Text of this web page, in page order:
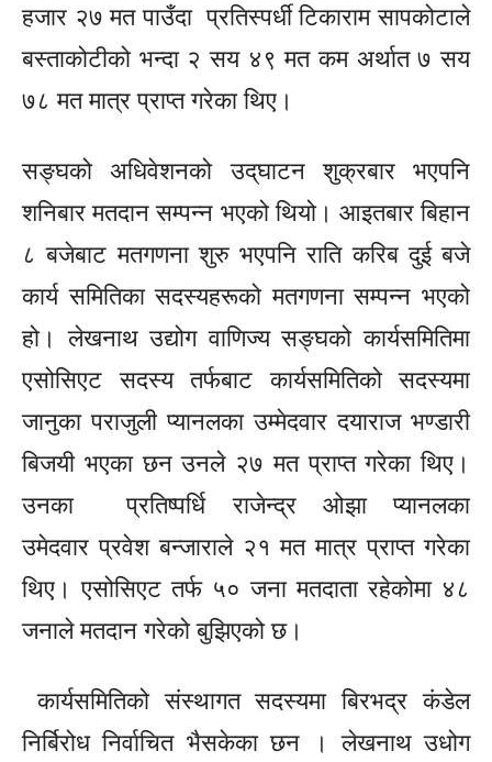
हजार २७ मत पाउँदाप्रतिस्पर्धीटिकाराम सापकोटाले
बस्ताकोटीको भन्दा २ सय ४९ मत कम अर्थात ७ सय
७८ मत मात्र प्राप्त गरेका थिए।
सङ्घको अधिवेशनको उद्‌घाटनशुक्रबार भएपनि
शनिबार मतदान सम्पन्न भएको थियो। आइतबार बिहान
८ बजेबाट मतगणना शुरु भएपनि राति करिब दुई बजे
कार्य समितिकासदस्यहरूकोमतगणना सम्पन्न भएको
हो। लेखनाथउद्योगवाणिज्य सङ्घकोकार्यसमितिमा
एसोसिएट सदस्य तर्फबाट कार्यसमितिको सदस्यमा
जानुका पराजुली प्यानलकाउम्मेदवार दयाराज भण्डारी
बिजयी भएका छन उनले २७ मत प्राप्त गरेका थिए।
उनकाप्रतिष्पर्धिराजेन्द्र ओझा प्यानलका
उमेदवार प्रवेशबन्जाराले२१ मत मात्र प्राप्त गरेका
थिए। एसोसिएट तर्फ ५० जना मतदाता रहेकोमा ४८
जनाले मतदान गरेको बुझिएको छ।
कार्यसमितिको संस्थागत सदस्यमा बिरभद्र कंडेल
निर्बिरोधनिर्वाचितभैसकेका छन । लेखनाथ उधोग